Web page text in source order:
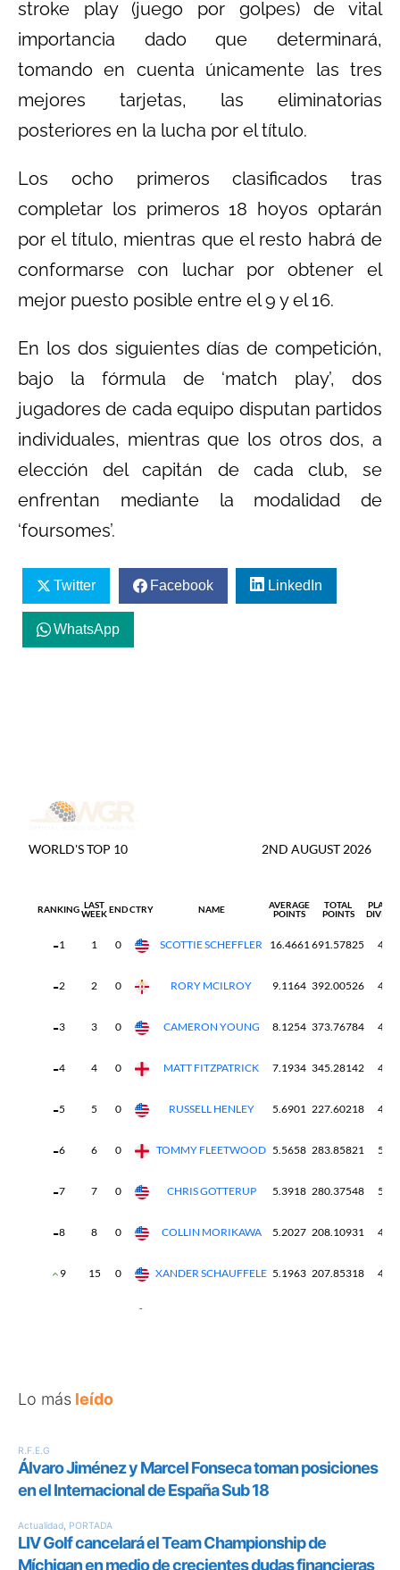
stroke play (juego por golpes) de vital
importancia dado que determinará,
tomando en cuenta únicamente las tres
mejores tarjetas, las eliminatorias
posteriores en la lucha por el título.
Los ocho primeros clasificados tras
completar los primeros 18 hoyos optarán
por el título, mientras que el resto habrá de
conformarse con luchar por obtener el
mejor puesto posible entre el 9 y el 16.
En los dos siguientes días de competición,
bajo la fórmula de ‘match play’, dos
jugadores de cada equipo disputan partidos
individuales, mientras que los otros dos, a
elección del capitán de cada club, se
enfrentan mediante la modalidad de
‘foursomes’.
Twitter Facebook LinkedIn
WhatsApp
Lo más leído